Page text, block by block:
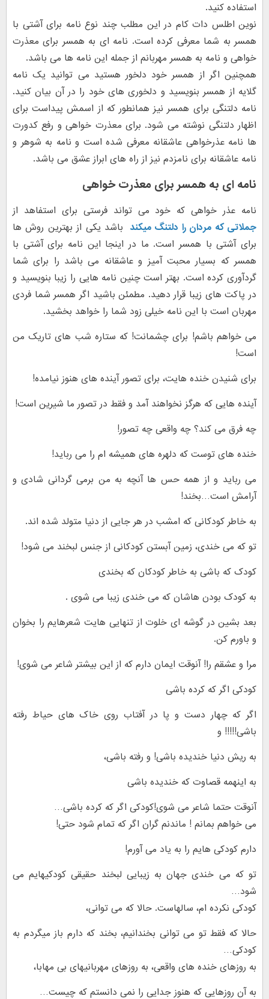
استفاده کنید.
نوین اطلس دات کام در این مطلب چند نوع نامه برای آشتی با
همسر به شما معرفی کرده است. نامه ای به همسر برای معذرت
خواهی و نامه به همسر مهربانم از جمله این نامه ها می باشد.
همچنین اگر از همسر خود دلخور هستید می توانید یک نامه
گلایه از همسر بنویسید و دلخوری های خود را در آن بیان کنید.
نامه دلتنگی برای همسر نیز همانطور که از اسمش پیداست برای
اظهار دلتنگی نوشته می شود. برای معذرت خواهی و رفع کدورت
ها نامه عذرخواهی عاشقانه معرفی شده است و نامه به شوهر و
نامه عاشقانه برای نامزدم نیز از راه های ابراز عشق می باشد.
نامه ای به همسر برای معذرت خواهی
نامه عذر خواهی که خود می تواند فرستی برای استفاهد از
جملاتی که مردان را دلتنگ میکند باشد یکی از بهترین روش ها
برای آشتی با همسر است. ما در اینجا این نامه برای آشتی با
همسر که بسیار محبت آمیز و عاشقانه می باشد را برای شما
گردآوری کرده است. بهتر است چنین نامه هایی را زیبا بنویسید و
در پاکت های زیبا قرار دهید. مطمئن باشید اگر همسر شما فردی
مهربان است با این نامه خیلی زود شما را خواهد بخشید.
می خواهم باشم! برای چشمانت! که ستاره شب های تاریک من
است!
برای شنیدن خنده هایت، برای تصور آینده های هنوز نیامده!
آینده هایی که هرگز نخواهند آمد و فقط در تصور ما شیرین است!
چه فرق می کند؟ چه واقعی چه تصور!
خنده های توست که دلهره های همیشه ام را می رباید!
می رباید و از همه حس ها آنچه به من برمی گردانی شادی و
آرامش است…بخند!
به خاطر کودکانی که امشب در هر جایی از دنیا متولد شده اند.
تو که می خندی، زمین آبستن کودکانی از جنس لبخند می شود!
کودک که باشی به خاطر کودکان که بخندی
به کودک بودن هاشان که می خندی زیبا می شوی .
بعد بشین در گوشه ای خلوت از تنهایی هایت شعرهایم را بخوان
و باورم کن.
مرا و عشقم را! آنوقت ایمان دارم که از این بیشتر شاعر می شوی!
کودکی اگر که کرده باشی
اگر که چهار دست و پا در آفتاب روی خاک های حیاط رفته
باشی!!!!! و
به ریش دنیا خندیده باشی! و رفته باشی،
به اینهمه قصاوت که خندیده باشی
آنوقت حتما شاعر می شوی!کودکی اگر که کرده باشی…
می خواهم بمانم ! ماندنم گران اگر که تمام شود حتی!
دارم کودکی هایم را به یاد می آورم!
تو که می خندی جهان به زیبایی لبخند حقیقی کودکیهایم می
شود…
کودکی نکرده ام، سالهاست. حالا که می توانی،
حالا که فقط تو می توانی بخندانیم، بخند که دارم باز میگردم به
کودکی…
به روزهای خنده های واقعی، به روزهای مهربانیهای بی مهابا،
به آن روزهایی که هنوز جدایی را نمی دانستم که چیست…